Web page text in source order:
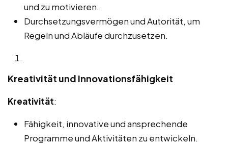
und zu motivieren.
Durchsetzungsvermögen und Autorität, um
Regeln und Abläufe durchzusetzen.
Kreativität und Innovationsfähigkeit
Kreativität:
Fähigkeit, innovative und ansprechende
Programme und Aktivitäten zu entwickeln.